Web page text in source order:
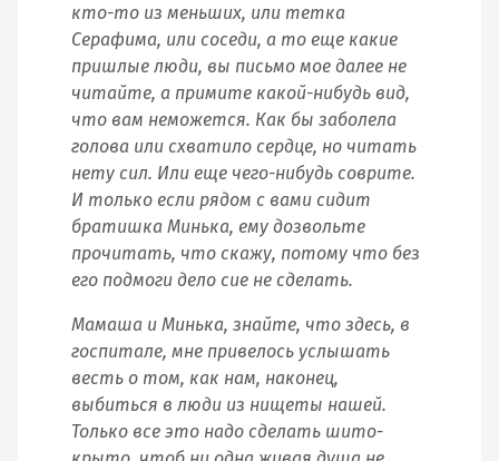
кто-то из меньших, или тетка
Серафима, или соседи, а то еще какие
пришлые люди, вы письмо мое далее не
читайте, а примите какой-нибудь вид,
что вам неможется. Как бы заболела
голова или схватило сердце, но читать
нету сил. Или еще чего-нибудь соврите.
И только если рядом с вами сидит
братишка Минька, ему дозвольте
прочитать, что скажу, потому что без
его подмоги дело сие не сделать.
Мамаша и Минька, знайте, что здесь, в
госпитале, мне привелось услышать
весть о том, как нам, наконец,
выбиться в люди из нищеты нашей.
Только все это надо сделать шито-